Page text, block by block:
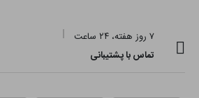
۷ روز هفته، ۲۴ ساعت
تماس با پشتیبانی